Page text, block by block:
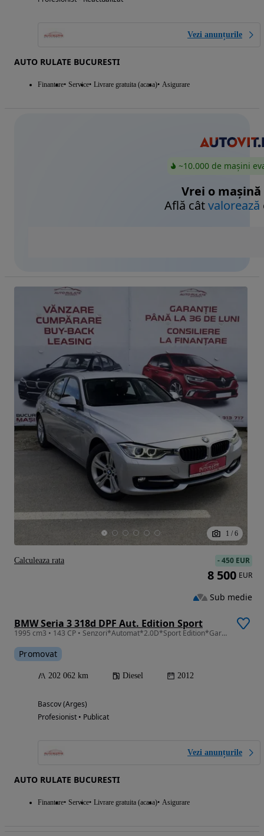
Vezi anunțurile
AUTO RULATE BUCURESTI
Finantare Service Livrare gratuita (acasa) Asigurare
~10.000 de mașini
Vrei o mașină
Află câtvalorează
1 / 6
BMW Seria 3 318d DPF Aut. Edition Sport
1995 cm3 • 143 CP • Senzori*Automat*2.0D*Sport Edition*Garantie*Service*Rate*
Promovat
202 062 km Diesel 2012
Bascov (Arges)
Profesionist • Publicat
Vezi anunțurile
AUTO RULATE BUCURESTI
Finantare Service Livrare gratuita (acasa) Asigurare
-450 EUR
8 500 EUR
Sub medie
Calculeaza rata